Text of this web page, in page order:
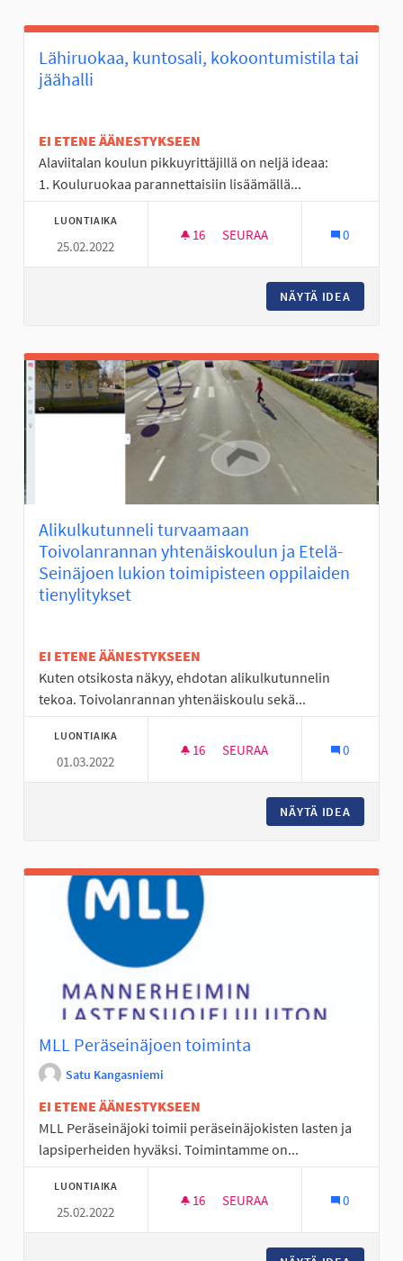
Lähiruokaa, kuntosali, kokoontumistila tai
jäähalli
EI ETENE ÄÄNESTYKSEEN
Alaviitalan koulun pikkuyrittäjillä on neljä ideaa:
1. Kouluruokaa parannettaisiin lisäämällä...
LUONTIAIKA
25.02.2022
16 16 SEURAAJAA
SEURAA 0
NÄYTÄ IDEA
Alikulkutunneli turvaamaan
Toivolanrannan yhtenäiskoulun ja Etelä-
Seinäjoen lukion toimipisteen oppilaiden
tienylitykset
EI ETENE ÄÄNESTYKSEEN
Kuten otsikosta näkyy, ehdotan alikulkutunnelin
tekoa. Toivolanrannan yhtenäiskoulu sekä...
LUONTIAIKA
01.03.2022
16 16 SEURAAJAA
SEURAA 0
NÄYTÄ IDEA
MLL Peräseinäjoen toiminta
Satu Kangasniemi
EI ETENE ÄÄNESTYKSEEN
MLL Peräseinäjoki toimii peräseinäjokisten lasten ja
lapsiperheiden hyväksi. Toimintamme on...
LUONTIAIKA
25.02.2022
16 16 SEURAAJAA
SEURAA 0